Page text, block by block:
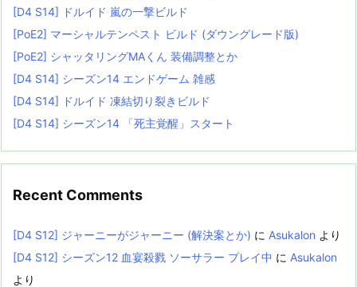
[D4 S14] ドルイド 嵐の一撃ビルド
[PoE2] マーシャルテンペスト ビルド (ダウングレード版)
[PoE2] シャッタリングMAくん 装備調整とか
[D4 S14] シーズン14 エンドゲーム 雑感
[D4 S14] ドルイド 凍結切り裂きビルド
[D4 S14] シーズン14 「死主覚醒」スタート
Recent Comments
[D4 S12] ジャーニーがジャーニー (解決案とか) に Asukalon より
[D4 S12] シーズン12 血宴殺戮 ソーサラー プレイ中 に Asukalon
より